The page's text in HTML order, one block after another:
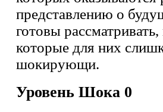
представлению о
готовы
которые для них
шокирующи.
Уровень Шока 0